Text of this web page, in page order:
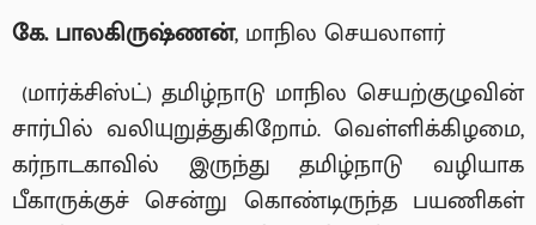
கே.பாலகிருஷ்ணன், மாநில செயலாளர்
(மார்க்சிஸ்ட்) தமிழ்நாடு மாநில செயற்குழுவின்
சார்பில் வலியுறுத்துகிறோம். வெள்ளிக்கிழமை,
கர்நாடகாவில் இருந்து தமிழ்நாடு வழியாக
பீகாருக்குச் சென்று கொண்டிருந்த பயணிகள்